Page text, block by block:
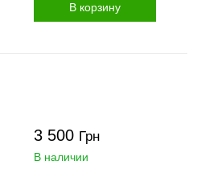
В корзину
3 500 Грн
В наличии